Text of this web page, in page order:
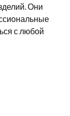
Они
с любой